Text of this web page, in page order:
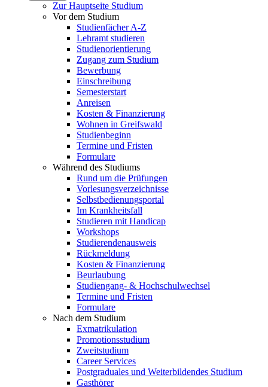
Zur Hauptseite Studium
Vor dem Studium
Studienfächer A-Z
Lehramt studieren
Studienorientierung
Zugang zum Studium
Bewerbung
Einschreibung
Semesterstart
Anreisen
Kosten & Finanzierung
Wohnen in Greifswald
Studienbeginn
Termine und Fristen
Formulare
Während des Studiums
Rund um die Prüfungen
Vorlesungsverzeichnisse
Selbstbedienungsportal
Im Krankheitsfall
Studieren mit Handicap
Workshops
Studierendenausweis
Rückmeldung
Kosten & Finanzierung
Beurlaubung
Studiengang- & Hochschulwechsel
Termine und Fristen
Formulare
Nach dem Studium
Exmatrikulation
Promotionsstudium
Zweitstudium
Career Services
Postgraduales und Weiterbildendes Studium
Gasthörer